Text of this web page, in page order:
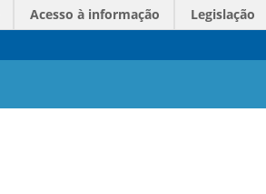
Acesso à informação Legislação